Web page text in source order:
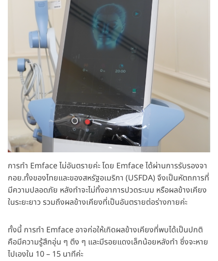
การทำ Emface ไม่อันตรายค่ะ โดย Emface ได้ผ่านการรับรองจา
กอย.ทั้งของไทยและของสหรัฐอเมริกา (USFDA) จึงเป็นหัตถการที่
มีความปลอดภัย หลังทำจะไม่ทิ้งอาการปวดระบม หรือผลข้างเคียง
ในระยะยาว รวมถึงผลข้างเคียงที่เป็นอันตรายต่อร่างกายค่ะ
ทั้งนี้ การทำ Emface อาจก่อให้เกิดผลข้างเคียงที่พบได้เป็นปกติ
คือมีความรู้สึกอุ่น ๆ ตึง ๆ และมีรอยแดงเล็กน้อยหลังทำ ซึ่งจะหาย
ไปเองใน 10 – 15 นาทีค่ะ